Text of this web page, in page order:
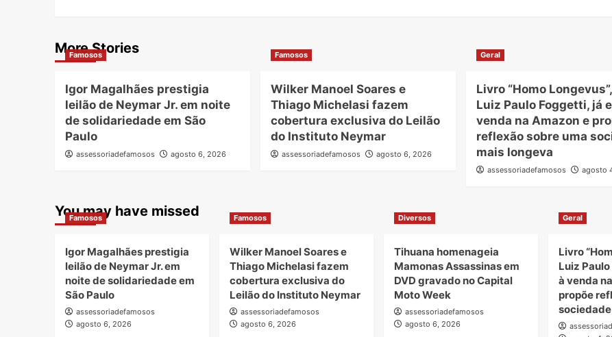
More Stories
Famosos
Igor Magalhães prestigia
leilão de Neymar Jr. em noite
de solidariedade em São
Paulo
assessoriadefamosos agosto 6, 2026
Famosos
Wilker Manoel Soares e
Thiago Michelasi fazem
cobertura exclusiva do Leilão
do Instituto Neymar
assessoriadefamosos agosto 6, 2026
Geral
Livro “Homo
Luiz Paulo Foggetti, já
venda na Amazon e
reflexão sobre uma
mais longeva
assessoriadefamosos agosto
You may have missed
Famosos
Igor Magalhães prestigia
leilão de Neymar Jr. em
noite de solidariedade em
São Paulo
assessoriadefamosos
agosto 6, 2026
Famosos
Wilker Manoel Soares e
Thiago Michelasi fazem
cobertura exclusiva do
Leilão do Instituto Neymar
assessoriadefamosos
agosto 6, 2026
Diversos
Tihuana homenageia
Mamonas Assassinas em
DVD gravado no Capital
Moto Week
assessoriadefamosos
agosto 6, 2026
Geral
Livro
Luiz
à venda
propõe